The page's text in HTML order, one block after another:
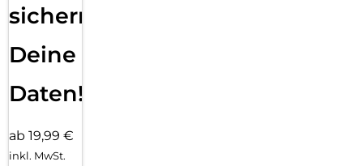
sichern
Deine
Daten!
ab 19,99 €
inkl. MwSt.